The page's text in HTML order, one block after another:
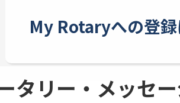
My Rotaryへの登
タリー・メッセ